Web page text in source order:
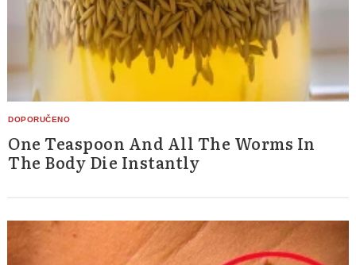
One Teaspoon And All The Worms In
The Body Die Instantly